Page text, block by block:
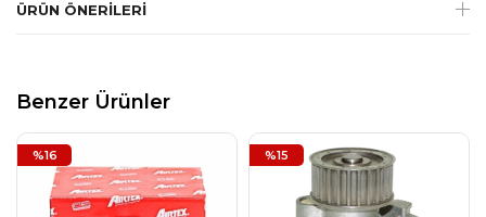
ÜRÜN ÖNERILERI
Benzer Ürünler
%16 %15